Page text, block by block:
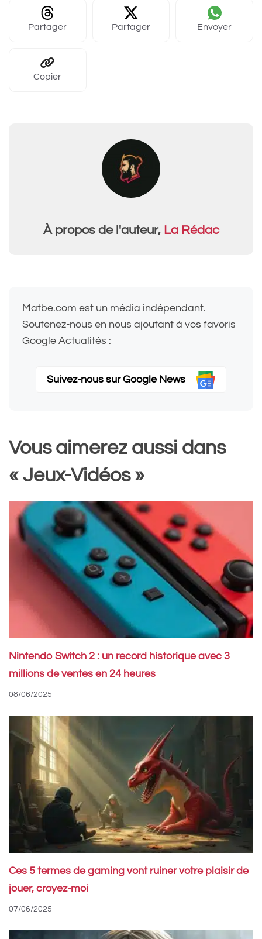
Partager Partager Envoyer
Copier
À propos de l'auteur, La Rédac
Matbe.com est un média indépendant.
Soutenez-nous en nous ajoutant à vos favoris
Google Actualités :
Suivez-nous sur Google News
Vous aimerez aussi dans
« Jeux-Vidéos »
Nintendo Switch 2 : un record historique avec 3
millions de ventes en 24 heures
08/06/2025
Ces 5 termes de gaming vont ruiner votre plaisir de
jouer, croyez-moi
07/06/2025